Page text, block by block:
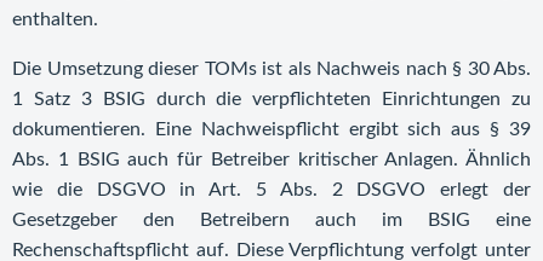
enthalten.
Die Umsetzung dieser TOMs ist als Nachweis nach § 30 Abs.
1 Satz 3 BSIG durch die verpflichteten Einrichtungen zu
dokumentieren. Eine Nachweispflicht ergibt sich aus § 39
Abs. 1 BSIG auch für Betreiber kritischer Anlagen. Ähnlich
wie die DSGVO in Art. 5 Abs. 2 DSGVO erlegt der
Gesetzgeber den Betreibern auch im BSIG eine
Rechenschaftspflicht auf. Diese Verpflichtung verfolgt unter